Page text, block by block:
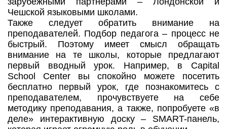
Чешской языковыми школами.
Также следует обратить внимание на
преподавателей. Подбор педагога – процесс не
быстрый. Поэтому имеет смысл обращать
внимание на те школы, которые предлагают
первый вводный урок. Например, в Capital
School Center вы спокойно можете посетить
бесплатно первый урок, где познакомитесь с
преподавателем, прочувствуете на себе
методику преподавания, а также, попробуете «в
деле» интерактивную доску – SMART-панель,